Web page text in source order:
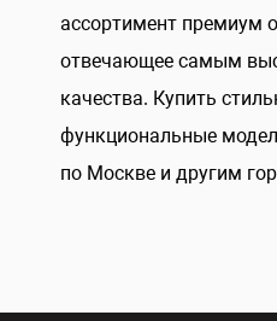
ассортимент премиум
отвечающее самым
качества. Купить
функциональные
по Москве и другим